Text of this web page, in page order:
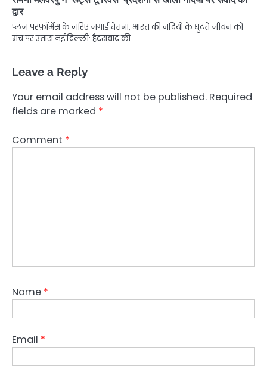
द्वार
प्लंज परफ़ॉर्मेंस के ज़रिए जगाई चेतना, भारत की नदियों के घुटते जीवन को
मंच पर उतारा नई दिल्ली: हैदराबाद की…
Leave a Reply
Your email address will not be published. Required
fields are marked *
Comment *
Name *
Email *